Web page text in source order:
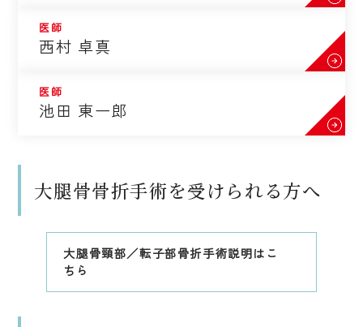
医師
西村 卓真
医師
池田 東一郎
大腿骨骨折手術を受けられる方へ
大腿骨頸部／転子部骨折手術説明はこ
ちら